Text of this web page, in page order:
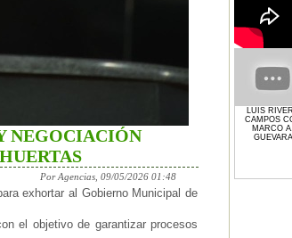
NEGOCIACIÓN
Por Agencias, 09/05/2026 01:48
exhortar al Gobierno Municipal de
el objetivo de garantizar procesos
LUIS
CAMPOS
MARCO A.
GUEVARA